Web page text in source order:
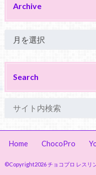
Archive
Search
Home ChocoPro
©Copyright2026チョコプロ レスリ